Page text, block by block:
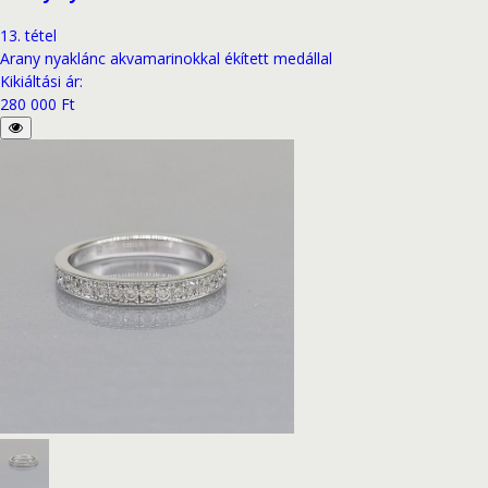
13. tétel
Arany nyaklánc akvamarinokkal ékített medállal
Kikiáltási ár:
280 000 Ft